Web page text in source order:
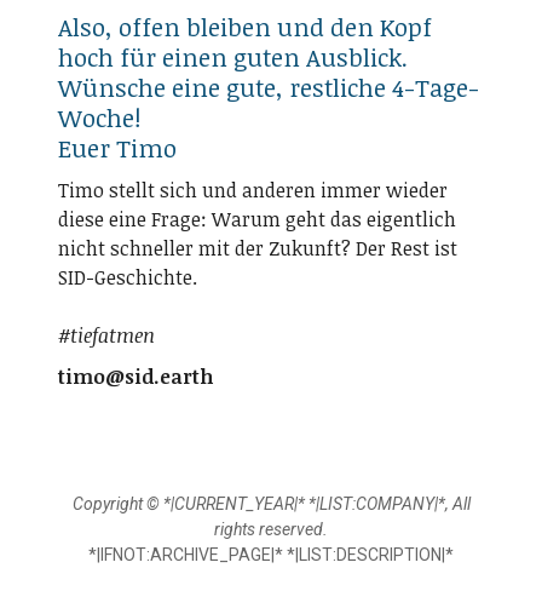
Also, offen bleiben und den Kopf
hoch für einen guten Ausblick.
Wünsche eine gute, restliche 4-Tage-
Woche!
Euer Timo
Timo stellt sich und anderen immer wieder
diese eine Frage: Warum geht das eigentlich
nicht schneller mit der Zukunft? Der Rest ist
SID-Geschichte.
#tiefatmen
timo@sid.earth
Copyright © *|CURRENT_YEAR|* *|LIST:COMPANY|*, All
rights reserved.
*|IFNOT:ARCHIVE_PAGE|* *|LIST:DESCRIPTION|*